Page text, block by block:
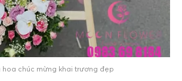
hoa chúc mừng khai trương đẹp